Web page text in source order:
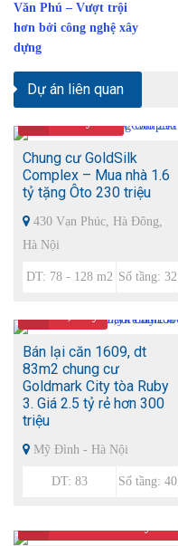
Văn Phú – Vượt trội
hơn bởi công nghệ xây
dựng
Dự án liên quan
Chung cư GoldSilk
Complex – Mua nhà 1.6
tỷ tặng Ôto 230 triệu
430 Vạn Phúc, Hà Đông,
Hà Nội
DT: 78 - 128 m2 Số tầng: 32
Bán lại căn 1609, dt
83m2 chung cư
Goldmark City tòa Ruby
3. Giá 2.5 tỷ rẻ hơn 300
triệu
Mỹ Đình - Hà Nội
DT: 83 Số tầng: 40